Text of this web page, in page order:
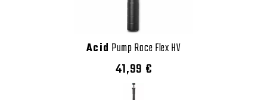
Acid Pump Race Flex HV
41,99 €